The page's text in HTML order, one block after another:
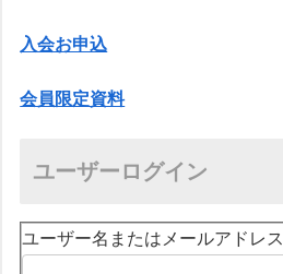
入会お申込
会員限定資料
ユーザーログイン
ユーザー名またはメールアドレス